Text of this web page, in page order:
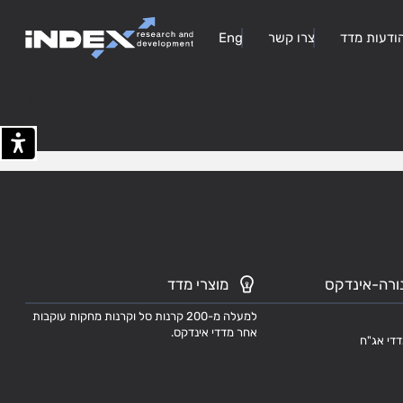
מדד צרו קשר Eng
אינדקס
אג"ח
מוצרי מדד
למעלה מ-200 קרנות סל וקרנות מחקות עוקבות
אחר מדדי אינדקס.